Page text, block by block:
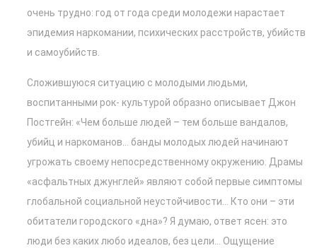
очень трудно: год от года среди молодежи нарастает
эпидемия наркомании, психических расстройств, убийств
и самоубийств.
Сложившуюся ситуацию с молодыми людьми,
воспитанными рок- культурой образно описывает Джон
Постгейн: «Чем больше людей – тем больше вандалов,
убийц и наркоманов… банды молодых людей начинают
угрожать своему непосредственному окружению. Драмы
«асфальтных джунглей» являют собой первые симптомы
глобальной социальной неустойчивости… Кто они – эти
обитатели городского «дна»? Я думаю, ответ ясен: это
люди без каких любо идеалов, без цели… Ощущение